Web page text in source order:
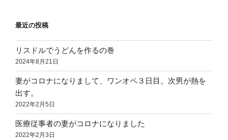
最近の投稿
リスドルでうどんを作るの巻
2024年8月21日
妻がコロナになりまして、ワンオペ３日目。次男が熱を
出す。
2022年2月5日
医療従事者の妻がコロナになりました
2022年2月3日